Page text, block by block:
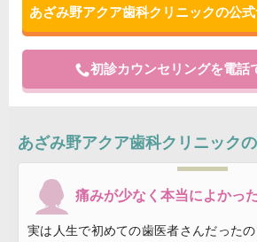
あざみ野アクア歯科クリニックの公
初診カウンセリングを電話
あざみ野アクア歯科クリニック
痛みが少なく本当によかっ
実は人生で初めての歯医者さんだった